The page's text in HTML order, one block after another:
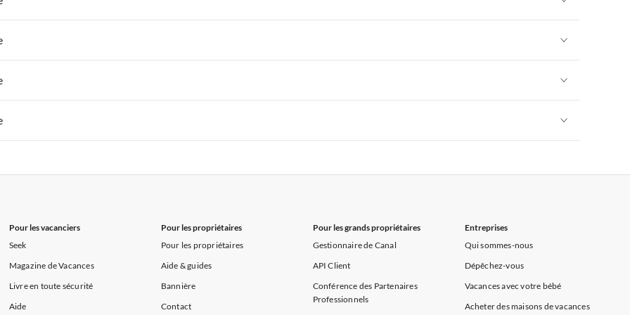
de Vacances à la Normandie Appartements de Vacances à Sud de la France Appartements de Vacances à Provence
de Vacances à Paris-Ile de France
de Vacances à la Normandie Appartements de Vacances à Sud de la France Appartements de Vacances à Provence
de Vacances à Paris-Ile de France
de Vacances à la Normandie Appartements de Vacances à Sud de la France Appartements de Vacances à Provence
de Vacances à Paris-Ile de France
de Vacances à la Normandie Appartements de Vacances à Sud de la France Appartements de Vacances à Provence
Pour les vacanciers
Seek
Magazine de Vacances
Livre en toute sécurité
Aide
Pour les propriétaires
Pour les propriétaires
Aide & guides
Bannière
Contact
Pour les grands propriétaires
Gestionnaire de Canal
API Client
Conférence des Partenaires
Professionnels
Entreprises
Qui sommes-nous
Dépêchez-vous
Vacances avec votre bébé
Acheter des maisons de vacances